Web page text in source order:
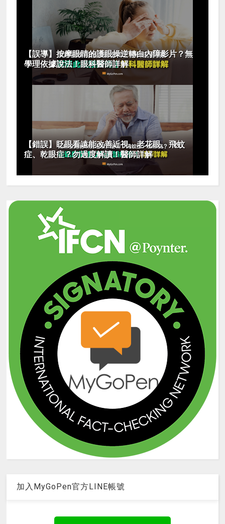
【誤導】按摩眼睛的護眼操逆轉白內障影片？無
學理依據說法！眼科醫師詳解
【錯誤】眨眼看遠能改善近視、老花眼、飛蚊
症、乾眼症？勿過度解讀！醫師詳解
加入MyGoPen官方LINE帳號